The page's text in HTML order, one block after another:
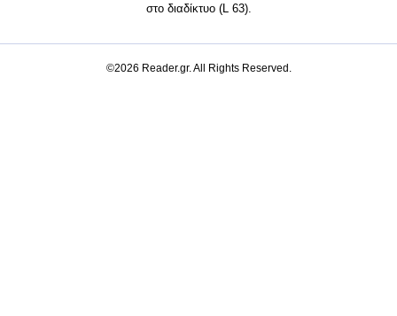
στο διαδίκτυο (L 63).
©2026 Reader.gr. All Rights Reserved.